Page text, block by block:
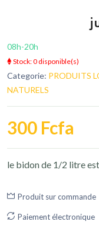
08h-20h
Stock: 0 disponible(s)
Categorie: PRODUITS
NATURELS
300 Fcfa
le bidon de 1/2 litre
Produit sur commande
Paiement électronique